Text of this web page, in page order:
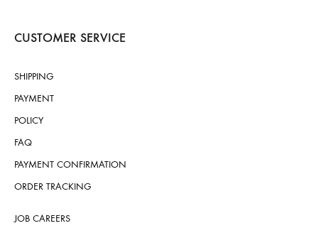
CUSTOMER SERVICE
SHIPPING
PAYMENT
POLICY
FAQ
PAYMENT CONFIRMATION
ORDER TRACKING
JOB CAREERS